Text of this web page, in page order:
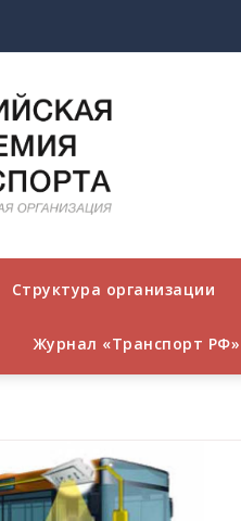
Структура организации
Журнал «Транспорт РФ»